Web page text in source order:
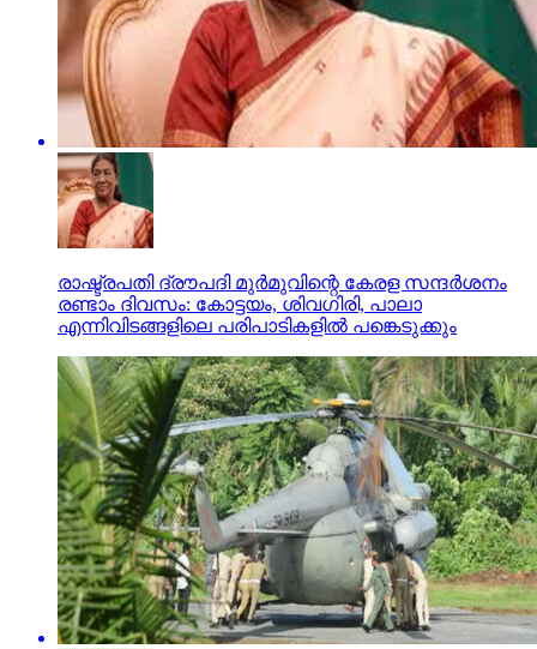
രാഷ്ട്രപതി ദ്രൗപദി മുർമുവിന്റെ കേരള സന്ദർശനം
രണ്ടാം ദിവസം: കോട്ടയം, ശിവഗിരി, പാലാ
എന്നിവിടങ്ങളിലെ പരിപാടികളിൽ പങ്കെടുക്കും